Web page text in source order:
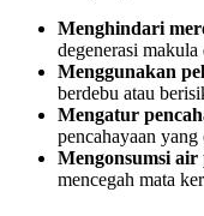
Menghindari
degenerasi makula
Menggunakan
berdebu atau
Mengatur
pencahayaan yang
Mengonsumsi air
mencegah mata